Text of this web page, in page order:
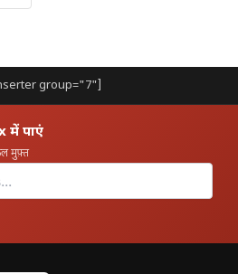
group="7"]
में पाएं
मुफ़्त